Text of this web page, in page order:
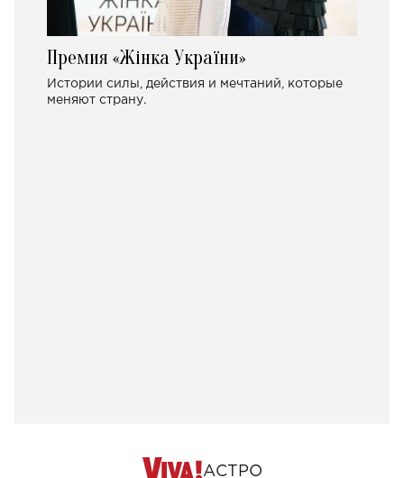
Премия «Жінка України»
Истории силы, действия и мечтаний, которые
меняют страну.
АСТРО